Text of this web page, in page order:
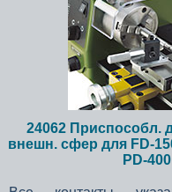
24062 Приспособл.
внешн. сфер для FD-
PD-400